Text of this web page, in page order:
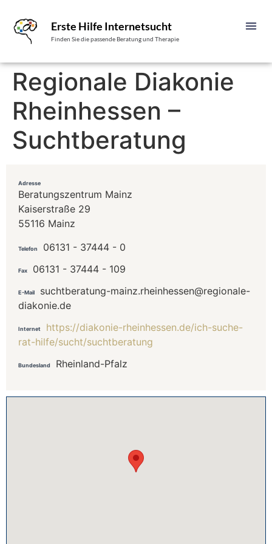
Erste Hilfe Internetsucht
Finden Sie die passende Beratung und Therapie
Regionale Diakonie
Rheinhessen –
Suchtberatung
Adresse
Beratungszentrum Mainz
Kaiserstraße 29
55116 Mainz
Telefon 06131 - 37444 - 0
Fax 06131 - 37444 - 109
E-Mail
suchtberatung-mainz.rheinhessen@regionale-
diakonie.de
Internet
https://diakonie-rheinhessen.de/ich-suche-
rat-hilfe/sucht/suchtberatung
Bundesland Rheinland-Pfalz